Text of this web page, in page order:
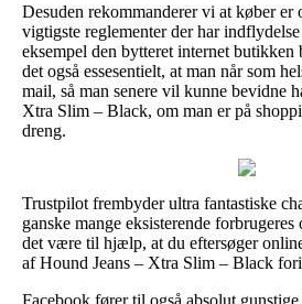
Desuden rekommanderer vi at køber er
vigtigste reglementer der har
eksempel den bytteret internet butikken
det også essesentielt, at man når som
mail, så man senere vil kunne bevidne
Xtra Slim – Black, om man er på
dreng.
Trustpilot frembyder ultra fantastiske
ganske mange eksisterende
det være til hjælp, at du eftersøger
af Hound Jeans – Xtra Slim – Black
Facebook fører til også absolut